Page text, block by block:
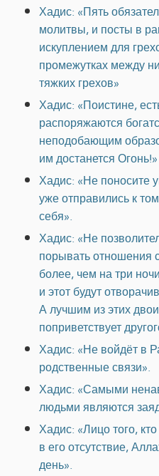
Хадис: «Пять
молитвы, и посты в
искуплением для
промежутках между
тяжких грехов»
Хадис: «Поистине,
распоряжаются
неподобающим
им достанется Огонь!»
Хадис: «Не поносите
уже отправились к
себя».
Хадис: «Не
порывать отношения
более, чем на три
и этот будут
А лучшим из этих
поприветствует
Хадис: «Не войдёт в
родственные связи».
Хадис: «Самыми
людьми являются
Хадис: «Лицо того,
в его отсутствие,
день».